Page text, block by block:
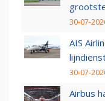
30-07-
AIS
30-07-
Airbus